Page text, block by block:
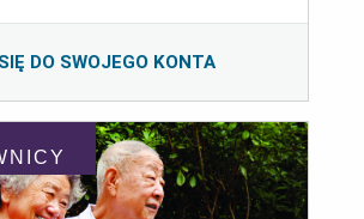
DO SWOJEGO KONTA